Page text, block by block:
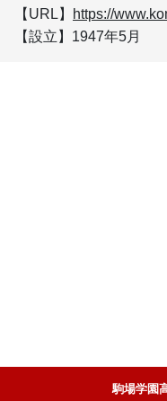
【URL】
https://
【設立】1947年5月
駒場学園